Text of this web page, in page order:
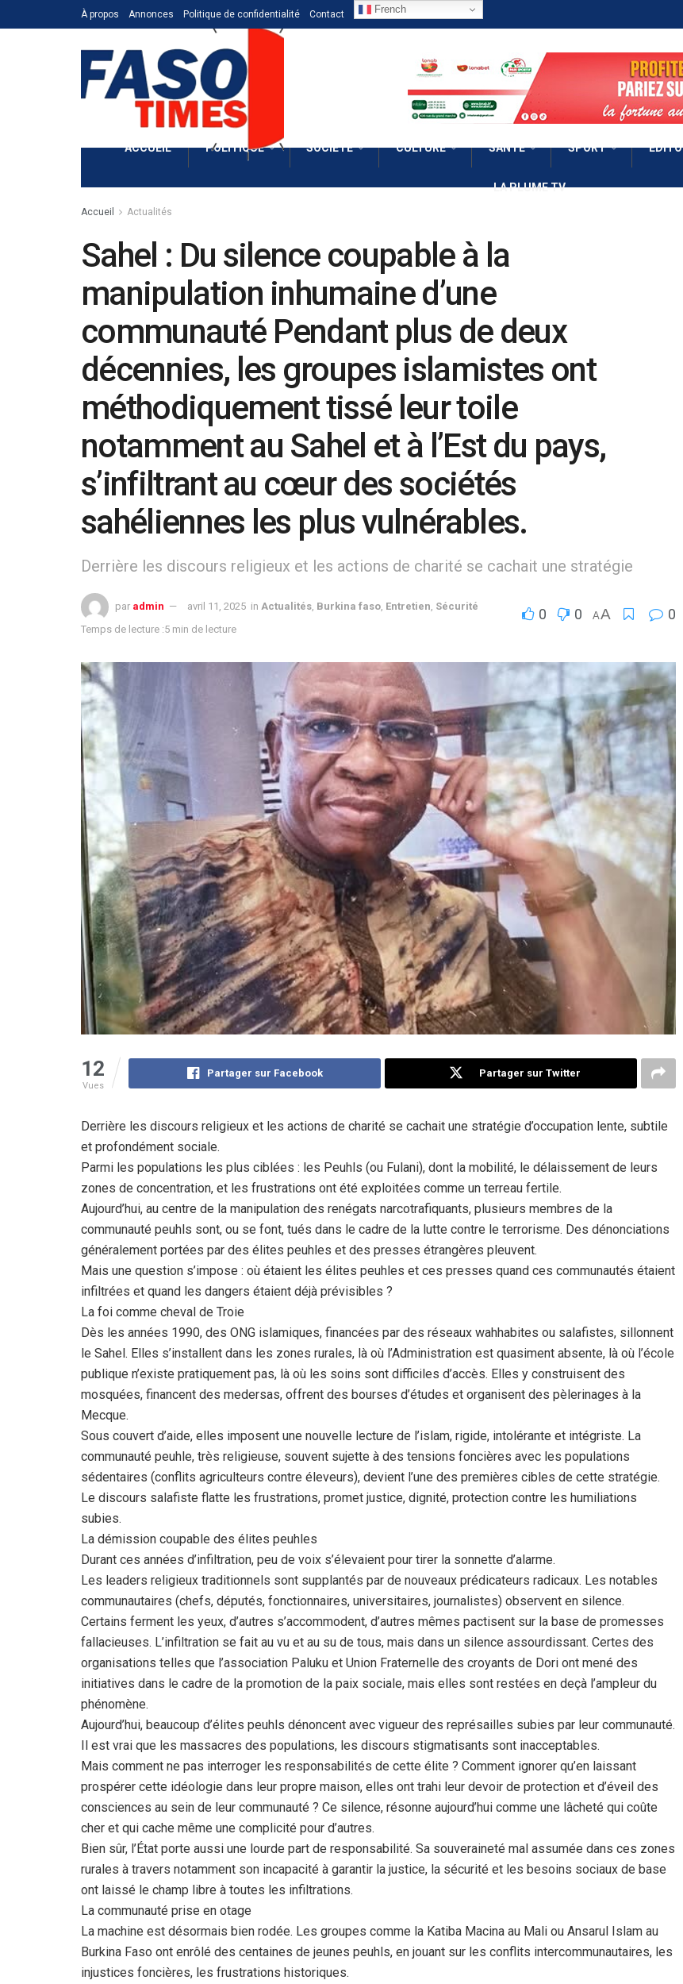
À propos Annonces Politique de confidentialité Contact French
ACCUEIL POLITIQUE SOCIÉTÉ CULTURE SANTÉ SPORT EDITO
LA PLUME TV
Accueil Actualités
Sahel : Du silence coupable à la
manipulation inhumaine d’une
communauté Pendant plus de deux
décennies, les groupes islamistes ont
méthodiquement tissé leur toile
notamment au Sahel et à l’Est du pays,
s’infiltrant au cœur des sociétés
sahéliennes les plus vulnérables.
Derrière les discours religieux et les actions de charité se cachait une stratégie
par admin avril 11, 2025 in Actualités Burkina faso Entretien Sécurité
Temps de lecture :5 min de lecture
0 0 AA 0
12
Vues
Partager sur Facebook Partager sur Twitter
Derrière les discours religieux et les actions de charité se cachait une stratégie d’occupation lente, subtile
et profondément sociale.
Parmi les populations les plus ciblées : les Peuhls (ou Fulani), dont la mobilité, le délaissement de leurs
zones de concentration, et les frustrations ont été exploitées comme un terreau fertile.
Aujourd’hui, au centre de la manipulation des renégats narcotrafiquants, plusieurs membres de la
communauté peuhls sont, ou se font, tués dans le cadre de la lutte contre le terrorisme. Des dénonciations
généralement portées par des élites peuhles et des presses étrangères pleuvent.
Mais une question s’impose : où étaient les élites peuhles et ces presses quand ces communautés étaient
infiltrées et quand les dangers étaient déjà prévisibles ?
La foi comme cheval de Troie
Dès les années 1990, des ONG islamiques, financées par des réseaux wahhabites ou salafistes, sillonnent
le Sahel. Elles s’installent dans les zones rurales, là où l’Administration est quasiment absente, là où l’école
publique n’existe pratiquement pas, là où les soins sont difficiles d’accès. Elles y construisent des
mosquées, financent des medersas, offrent des bourses d’études et organisent des pèlerinages à la
Mecque.
Sous couvert d’aide, elles imposent une nouvelle lecture de l’islam, rigide, intolérante et intégriste. La
communauté peuhle, très religieuse, souvent sujette à des tensions foncières avec les populations
sédentaires (conflits agriculteurs contre éleveurs), devient l’une des premières cibles de cette stratégie.
Le discours salafiste flatte les frustrations, promet justice, dignité, protection contre les humiliations
subies.
La démission coupable des élites peuhles
Durant ces années d’infiltration, peu de voix s’élevaient pour tirer la sonnette d’alarme.
Les leaders religieux traditionnels sont supplantés par de nouveaux prédicateurs radicaux. Les notables
communautaires (chefs, députés, fonctionnaires, universitaires, journalistes) observent en silence.
Certains ferment les yeux, d’autres s’accommodent, d’autres mêmes pactisent sur la base de promesses
fallacieuses. L’infiltration se fait au vu et au su de tous, mais dans un silence assourdissant. Certes des
organisations telles que l’association Paluku et Union Fraternelle des croyants de Dori ont mené des
initiatives dans le cadre de la promotion de la paix sociale, mais elles sont restées en deçà l’ampleur du
phénomène.
Aujourd’hui, beaucoup d’élites peuhls dénoncent avec vigueur des représailles subies par leur communauté.
Il est vrai que les massacres des populations, les discours stigmatisants sont inacceptables.
Mais comment ne pas interroger les responsabilités de cette élite ? Comment ignorer qu’en laissant
prospérer cette idéologie dans leur propre maison, elles ont trahi leur devoir de protection et d’éveil des
consciences au sein de leur communauté ? Ce silence, résonne aujourd’hui comme une lâcheté qui coûte
cher et qui cache même une complicité pour d’autres.
Bien sûr, l’État porte aussi une lourde part de responsabilité. Sa souveraineté mal assumée dans ces zones
rurales à travers notamment son incapacité à garantir la justice, la sécurité et les besoins sociaux de base
ont laissé le champ libre à toutes les infiltrations.
La communauté prise en otage
La machine est désormais bien rodée. Les groupes comme la Katiba Macina au Mali ou Ansarul Islam au
Burkina Faso ont enrôlé des centaines de jeunes peuhls, en jouant sur les conflits intercommunautaires, les
injustices foncières, les frustrations historiques.